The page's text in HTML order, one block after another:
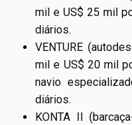
mil e US$ 25 mil
diários.
VENTURE
mil e US$ 20 mil
navio
diários.
KONTA II